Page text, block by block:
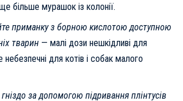
більше мурашок із колонії.
приманку з борною кислотою доступною
тварин— малі дози нешкідливі для
для котів і собак малого
за допомогою підривання плінтусів